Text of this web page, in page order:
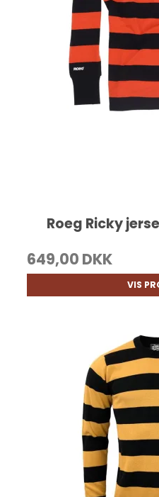
Roeg Ricky
649,00 DKK
VIS